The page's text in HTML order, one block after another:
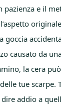
pazienza e il
goccia
causato da
la cera
tue scarpe.
addio a